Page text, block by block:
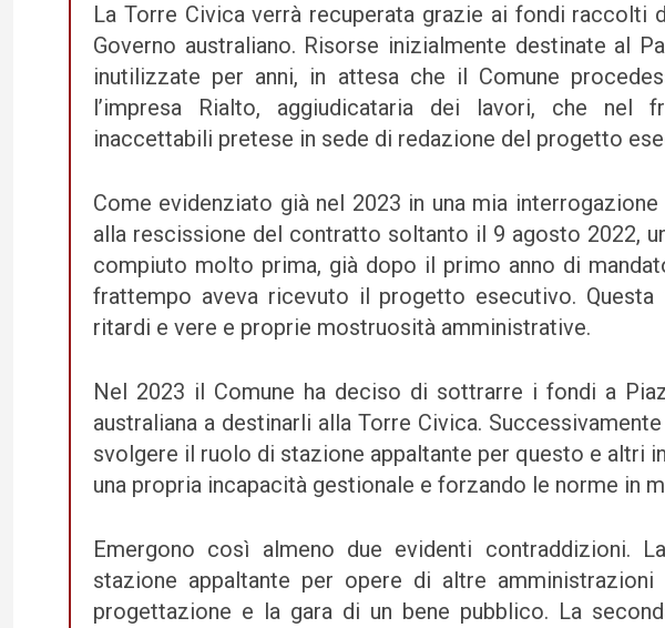
La Torre Civica verrà recuperata grazie ai fondi raccolti
Governo australiano. Risorse inizialmente destinate al
inutilizzate per anni, in attesa che il Comune
l’impresa Rialto, aggiudicataria dei lavori, che nel
inaccettabili pretese in sede di redazione del progetto
Come evidenziato già nel 2023 in una mia
alla rescissione del contratto soltanto il 9 agosto 2022,
compiuto molto prima, già dopo il primo anno di
frattempo aveva ricevuto il progetto esecutivo.
ritardi e vere e proprie mostruosità amministrative.
Nel 2023 il Comune ha deciso di sottrarre i fondi a
australiana a destinarli alla Torre Civica.
svolgere il ruolo di stazione appaltante per questo e altri
una propria incapacità gestionale e forzando le norme in
Emergono così almeno due evidenti contraddizioni.
stazione appaltante per opere di altre
progettazione e la gara di un bene pubblico. La